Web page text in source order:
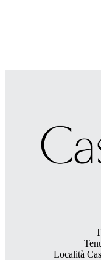
Località